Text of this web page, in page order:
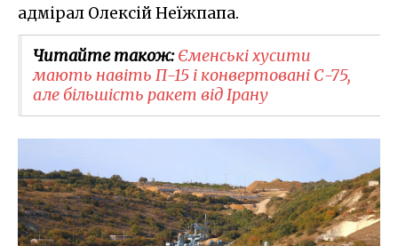
адмірал Олексій Неїжпапа.
Читайте також:Єменські хусити
мають навіть П-15 і конвертовані С-75,
але більшість ракет від Ірану